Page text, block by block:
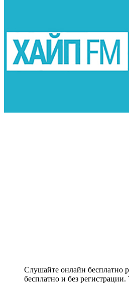
Слушайте онлайн бесплатно
бесплатно и без